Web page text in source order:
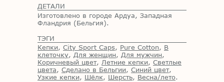
ДЕТАЛИ
Изготовлено в городе Ардуа, Западная
Фландрия (Бельгия).
ТЭГИ
Кепки, City Sport Caps, Pure Cotton, В
клеточку, Для женщин, Для мужчин,
Коричневый цвет, Летние кепки, Светлые
цвета, Сделано в Бельгии, Синий цвет,
Узкие кепки, Шёлк, Шерсть, Весна/лето.